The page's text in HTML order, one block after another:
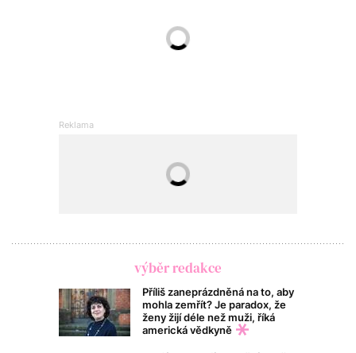
výběr redakce
Příliš zaneprázdněná na to, aby
mohla zemřít? Je paradox, že
ženy žijí déle než muži, říká
americká vědkyně